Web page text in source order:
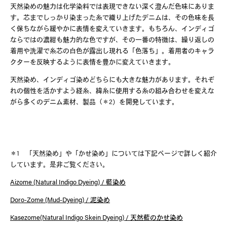
天然染めの魅力は化学染料では表現できない深く澄んだ色味にありま
す。芯までしっかり染まった糸で織り上げたデニムは、その色味を長
く保ちながら緩やかに表情を変えていきます。もちろん、インディゴ
ならではの濃紺も魅力的な色ですが、その一番の特徴は、繰り返しの
着用や洗濯で糸芯の白色が露出し現れる「色落ち」。着用者のキャラ
クターを反映するように表情を豊かに変えていきます。
天然染め、インディゴ染めどちらにも大きな魅力があります。それぞ
れの個性を活かすよう経糸、緯糸に使用する糸の組み合わせを変えな
がら多くのデニム素材、製品（＊2）を開発しています。
＊1 「天然染め」や「かせ染め」については下記ページで詳しく紹介
しています。是非ご覧ください。
Aizome (Natural Indigo Dyeing) / 藍染め
Doro-Zome (Mud-Dyeing) / 泥染め
Kasezome(Natural Indigo Skein Dyeing) / 天然藍のかせ染め